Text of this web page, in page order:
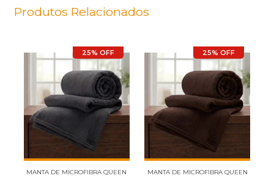
Produtos Relacionados
25% OFF
MANTA DE MICROFIBRA QUEEN
25% OFF
MANTA DE MICROFIBRA QUEEN